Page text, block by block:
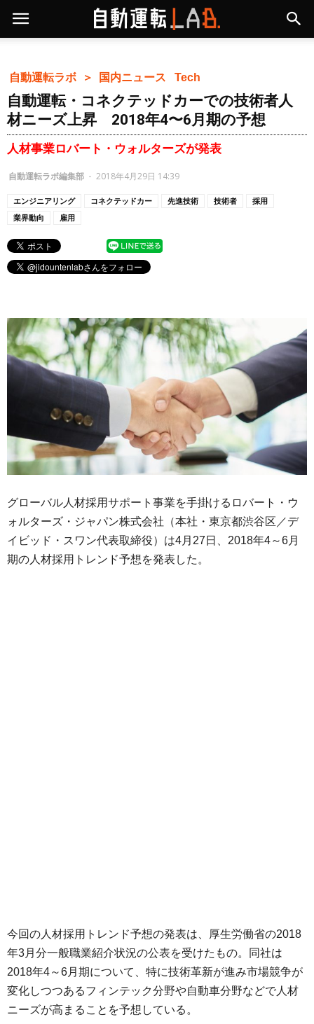
自動運転ラボ ＞ 国内ニュース Tech
自動運転・コネクテッドカーでの技術者人
材ニーズ上昇 2018年4〜6月期の予想
人材事業ロバート・ウォルターズが発表
自動運転ラボ編集部 - 2018年4月29日 14:39
エンジニアリング コネクテッドカー 先進技術 技術者
採用
業界動向
雇用
グローバル人材採用サポート事業を手掛けるロバート・ウ
ォルターズ・ジャパン株式会社（本社・東京都渋谷区／デ
イビッド・スワン代表取締役）は4月27日、2018年4～6月
期の人材採用トレンド予想を発表した。
今回の人材採用トレンド予想の発表は、厚生労働省の2018
年3月分一般職業紹介状況の公表を受けたもの。同社は
2018年4～6月期について、特に技術革新が進み市場競争が
変化しつつあるフィンテック分野や自動車分野などで人材
ニーズが高まることを予想している。